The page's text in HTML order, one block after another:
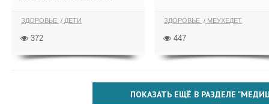
ЗДОРОВЬЕ ДЕТИ
372
ЗДОРОВЬЕ МЕУХЕДЕТ
447
ПОКАЗАТЬ ЕЩЁ В РАЗДЕЛЕ